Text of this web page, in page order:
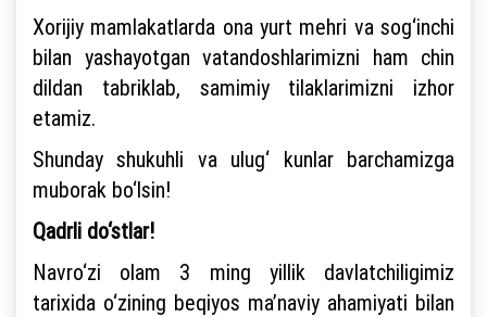
Xorijiy mamlakatlarda ona yurt mehri va sog‘inchi
bilan yashayotgan vatandoshlarimizni ham chin
dildan tabriklab, samimiy tilaklarimizni izhor
etamiz.
Shunday shukuhli va ulug‘ kunlar barchamizga
muborak bo‘lsin!
Qadrli do‘stlar!
Navro‘zi olam 3 ming yillik davlatchiligimiz
tarixida o‘zining beqiyos ma’naviy ahamiyati bilan